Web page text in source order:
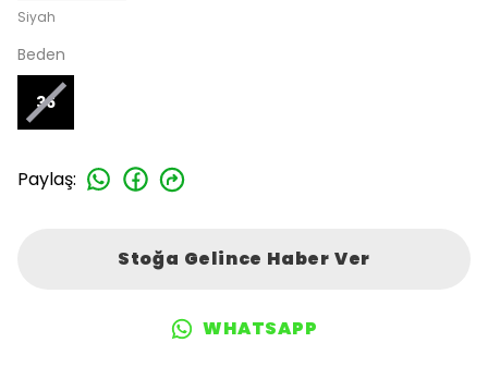
Siyah
Beden
36
Paylaş:
Stoğa Gelince Haber Ver
WHATSAPP